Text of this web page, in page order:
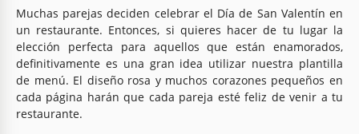
Muchas parejas deciden celebrar el Día de San Valentín en
un restaurante. Entonces, si quieres hacer de tu lugar la
elección perfecta para aquellos que están enamorados,
definitivamente es una gran idea utilizar nuestra plantilla
de menú. El diseño rosa y muchos corazones pequeños en
cada página harán que cada pareja esté feliz de venir a tu
restaurante.